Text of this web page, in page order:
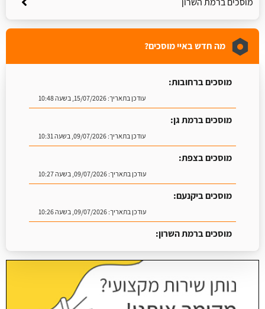
מה חדש באיי מוסכים?
מוסכים ברחובות:
עודכן בתאריך:15/07/2026, בשעה 10:48
מוסכים ברמת גן:
עודכן בתאריך: 09/07/2026, בשעה 10:31
מוסכים בצפת:
עודכן בתאריך: 09/07/2026, בשעה 10:27
מוסכים ביקנעם:
עודכן בתאריך: 09/07/2026, בשעה 10:26
מוסכים ברמת השרון:
עודכן בתאריך: 16/07/2026, בשעה 09:07